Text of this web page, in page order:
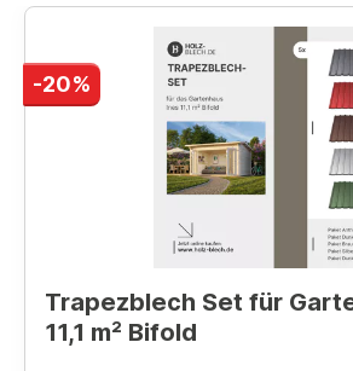
-20%
Trapezblech Set für
11,1 m² Bifold